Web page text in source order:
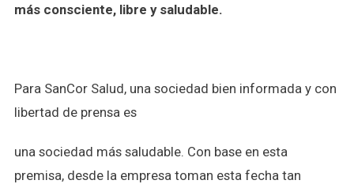
más consciente, libre y saludable.
Para SanCor Salud, una sociedad bien informada y con
libertad de prensa es
una sociedad más saludable. Con base en esta
premisa, desde la empresa toman esta fecha tan